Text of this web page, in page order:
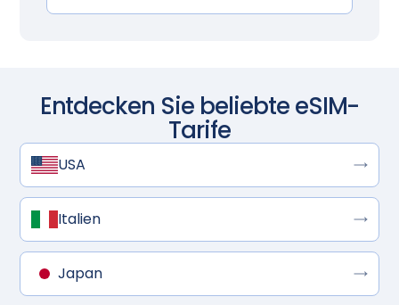
Entdecken Sie beliebte eSIM-
Tarife
USA
Italien
Japan